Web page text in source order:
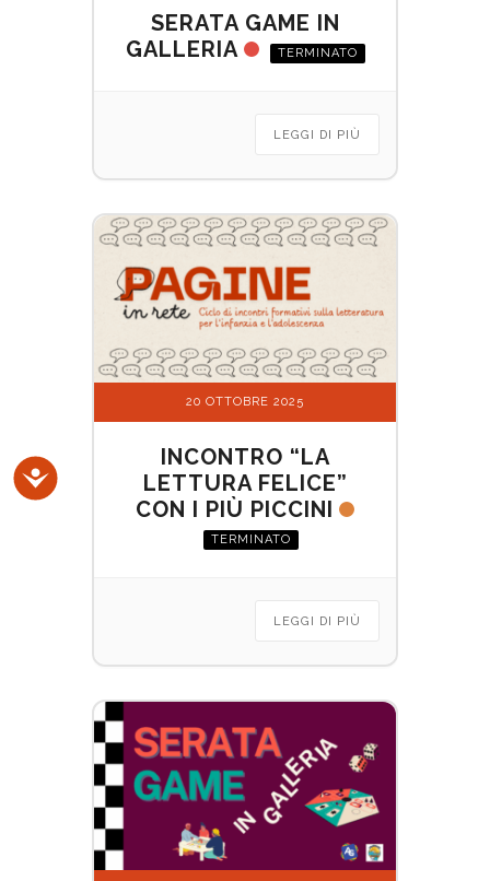
Accessibilità
SERATA GAME IN
GALLERIA
TERMINATO
LEGGI DI PIÙ
20 OTTOBRE 2025
INCONTRO “LA
LETTURA FELICE”
CON I PIÙ PICCINI
TERMINATO
LEGGI DI PIÙ